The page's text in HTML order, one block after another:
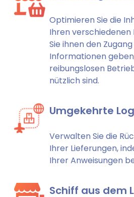
Optimieren Sie die
Ihren
Sie ihnen den
Informationen
reibungslosen
nützlich sind.
Umgekehrte
Verwalten Sie die
Ihrer Lieferungen,
Ihrer Anweisungen
Schiff aus dem